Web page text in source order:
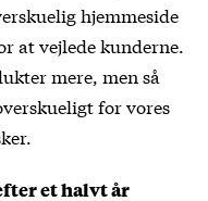
hjemmeside
at vejlede kunderne.
mere, men så
for vores
et halvt år